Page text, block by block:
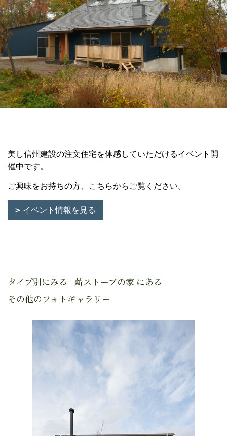
美し信州建設の注文住宅を体感していただけるイベント開
催中です。
ご興味をお持ちの方、こちらからご覧ください。
イベント情報を見る
タイプ別にみる - 薪ストーブの家 にある
その他のフォトギャラリー